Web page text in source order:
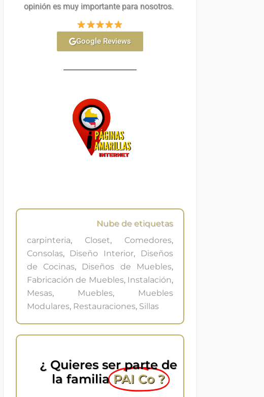
opinión es muy importante para nosotros.
Google Reviews
Nube de etiquetas
carpinteria, Closet, Comedores,
Consolas, Diseño Interior,
Diseños
de Cocinas, Diseños de Muebles,
Fabricación de Muebles, Instalación,
Mesas, Muebles,
Muebles
Modulares, Restauraciones, Sillas
¿ Quieres ser parte de
la familia PAI Co ?